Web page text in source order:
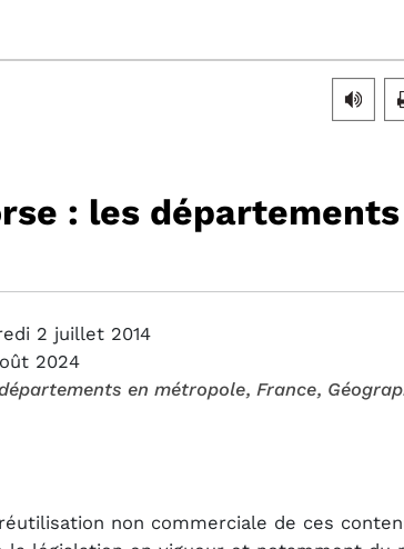
: les départements
2 juillet 2014
2024
en métropole, France,
non commerciale de ces